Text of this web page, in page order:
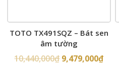
TOTO TX491SQZ – Bát sen
âm tường
10,440,000₫ 9,479,000₫